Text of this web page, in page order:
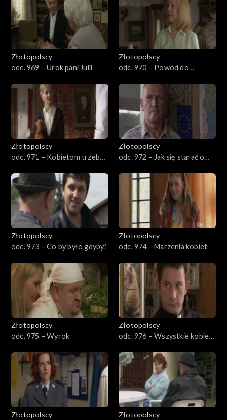
Złotopolscy
odc. 969 – Urok pani Julii
Złotopolscy
odc. 970 – Powód do
Złotopolscy
odc. 971 – Kobietom trzeba
Złotopolscy
odc. 972 – Jak się starać o
Złotopolscy
odc. 973 – Co by było gdyby?
Złotopolscy
odc. 974 – Marzenia kobiet
Złotopolscy
odc. 975 – Wyrok
Złotopolscy
odc. 976 – Wszystkie kobiety
Złotopolscy
Złotopolscy